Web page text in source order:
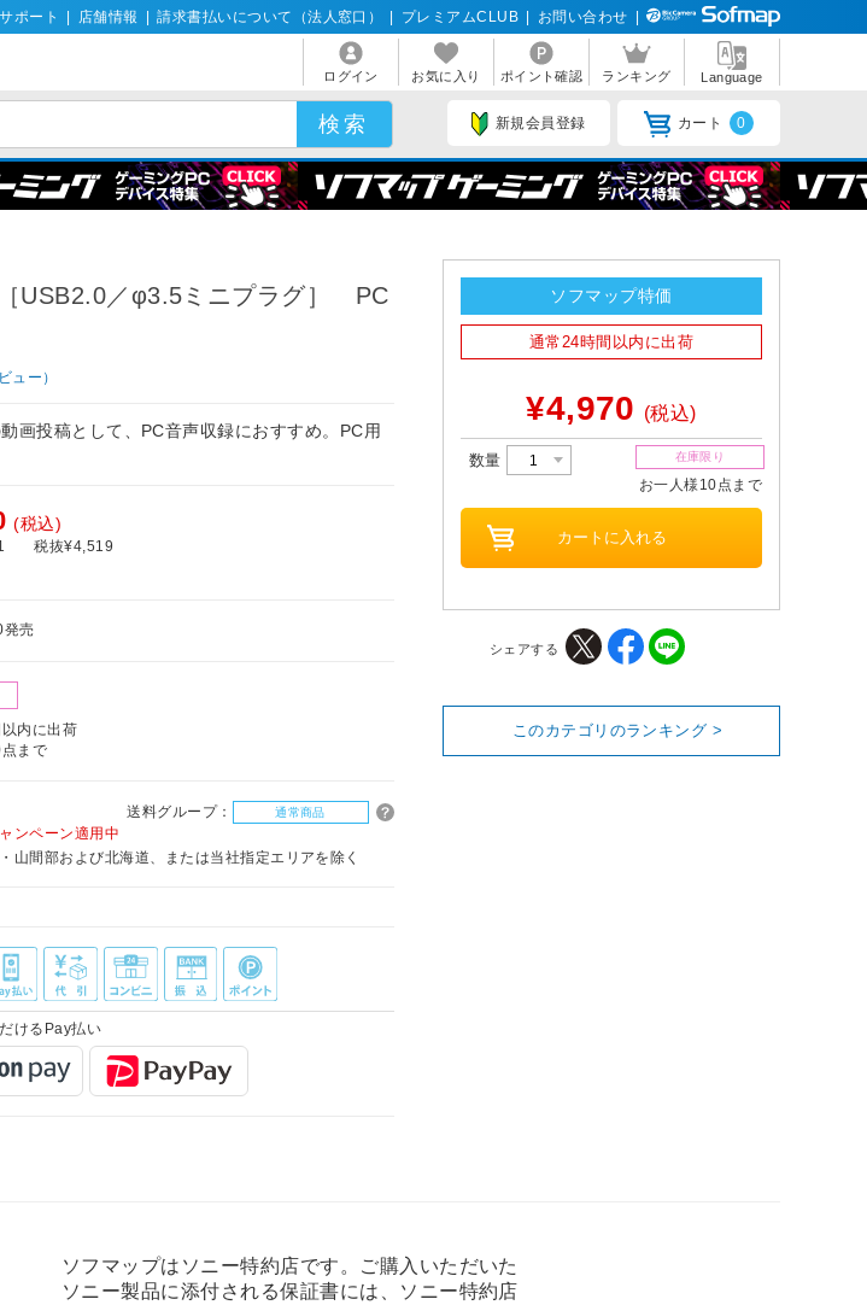
ポート 店舗情報 請求書払いについて（法人窓口） プレミアムCLUB お問い合わせ
ログイン お気に入り ポイント確認 ランキング Language
新規会員登録 カート 0
USB2.0／φ3.5ミニプラグ］ PC
ュー）
画投稿として、PC音声収録におすすめ。PC用
(税込)
税抜¥4,519
売
内に出荷
まで
送料グループ： 通常商品
ンペーン適用中
山間部および北海道、または当社指定エリアを除く
けるPay払い
ソフマップ特価
通常24時間以内に出荷
¥4,970 (税込)
数量 在庫限り
お一人様10点まで
シェアする
このカテゴリのランキング >
ソフマップはソニー特約店です。ご購入いただいた
ソニー製品に添付される保証書には、ソニー特約店